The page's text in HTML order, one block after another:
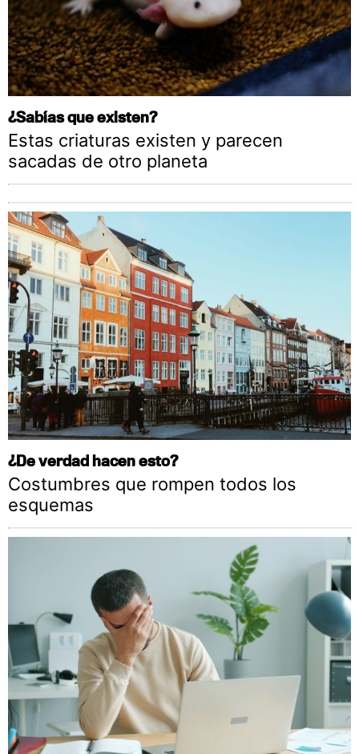
¿Sabías que existen?
Estas criaturas existen y parecen
sacadas de otro planeta
¿De verdad hacen esto?
Costumbres que rompen todos los
esquemas